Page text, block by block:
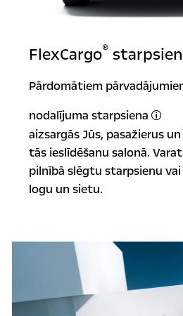
FlexCargo®
Pārdomātiem
nodalījuma starpsiena
aizsargās Jūs, pasažierus
tās ieslīdēšanu salonā.
pilnībā slēgtu starpsienu
logu un sietu.